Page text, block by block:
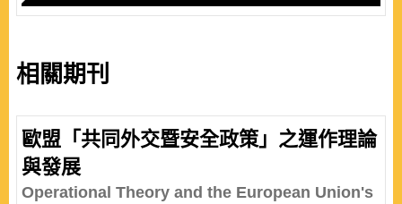
相關期刊
歐盟「共同外交暨安全政策」之運作理論
與發展
Operational Theory and the European Union's